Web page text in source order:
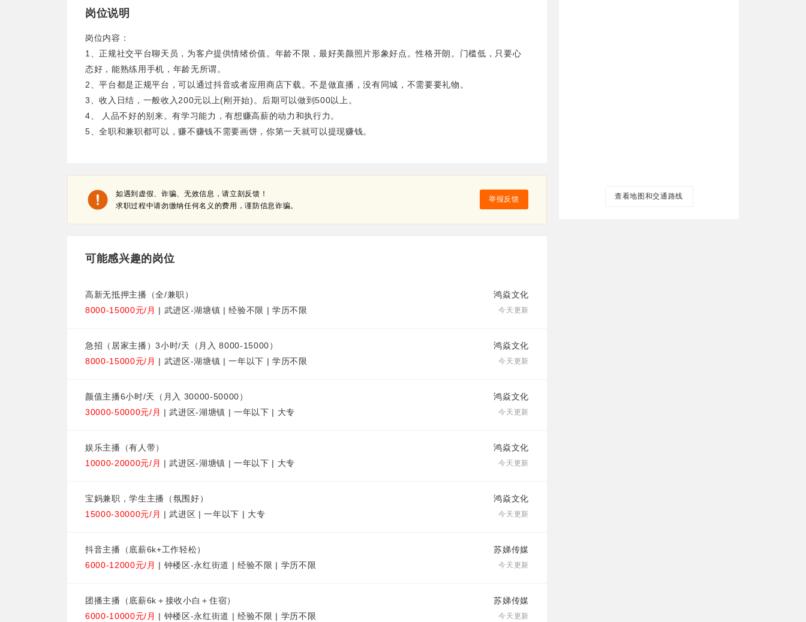
岗位说明
岗位内容：
1、正规社交平台聊天员，为客户提供情绪价值。年龄不限，最好美颜照片形象好点。性格开朗。门槛低，只要心
态好，能熟练用手机，年龄无所谓。
2、平台都是正规平台，可以通过抖音或者应用商店下载。不是做直播，没有同城，不需要要礼物。
3、收入日结，一般收入200元以上(刚开始)。后期可以做到500以上。
4、 人品不好的别来。有学习能力，有想赚高薪的动力和执行力。
5、全职和兼职都可以，赚不赚钱不需要画饼，你第一天就可以提现赚钱。
举报反馈
如遇到虚假、诈骗、无效信息，请立刻反馈！
求职过程中请勿缴纳任何名义的费用，谨防信息诈骗。
可能感兴趣的岗位
鸿焱文化
高新无抵押主播（全/兼职）
今天更新
8000-15000元/月 | 武进区-湖塘镇 | 经验不限 | 学历不限
鸿焱文化
急招（居家主播）3小时/天（月入 8000-15000）
今天更新
8000-15000元/月 | 武进区-湖塘镇 | 一年以下 | 学历不限
鸿焱文化
颜值主播6小时/天（月入 30000-50000）
今天更新
30000-50000元/月 | 武进区-湖塘镇 | 一年以下 | 大专
鸿焱文化
娱乐主播（有人带）
今天更新
10000-20000元/月 | 武进区-湖塘镇 | 一年以下 | 大专
鸿焱文化
宝妈兼职，学生主播（氛围好）
今天更新
15000-30000元/月 | 武进区 | 一年以下 | 大专
苏娣传媒
抖音主播（底薪6k+工作轻松）
今天更新
6000-12000元/月 | 钟楼区-永红街道 | 经验不限 | 学历不限
苏娣传媒
团播主播（底薪6k＋接收小白＋住宿）
今天更新
6000-10000元/月 | 钟楼区-永红街道 | 经验不限 | 学历不限
查看地图和交通路线